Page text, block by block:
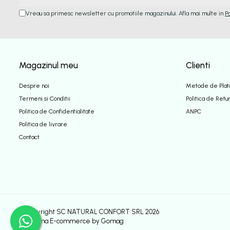
Etajere - Rafturi baie
Evacuare pisoar
Scurgere lavoar
Accesorii bucatarie
Improspatare aer
Vreau sa primesc newsletter cu promotiile magazinului. Afla mai multe in
Magazinul meu
Despre noi
Termeni si Conditii
Politica de Confidentialitate
Politica de livrare
Contact
Clienti
Metode de
Politica de Retur
ANPC
©Copyright SC NATURAL CONFORT SRL 2026
Platforma E-commerce by Gomag